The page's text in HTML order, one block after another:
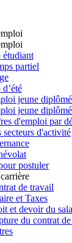
étudiant
partiel
d’été
jeune
jeune
d'emploi par
secteurs d'activité
postuler
de travail
et Taxes
et devoir du
du contrat